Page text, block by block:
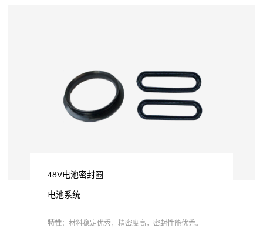
48V电池密封圈
电池系统
特性：材料稳定优秀，精密度高，密封性能优秀。